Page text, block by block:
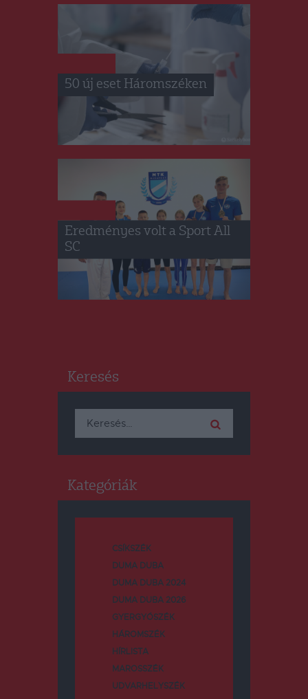
50 új eset Háromszéken
Eredményes volt a Sport All
SC
Keresés
Keresés:
Kategóriák
CSÍKSZÉK
DUMA DUBA
DUMA DUBA 2024
DUMA DUBA 2026
GYERGYÓSZÉK
HÁROMSZÉK
HÍRLISTA
MAROSSZÉK
UDVARHELYSZÉK